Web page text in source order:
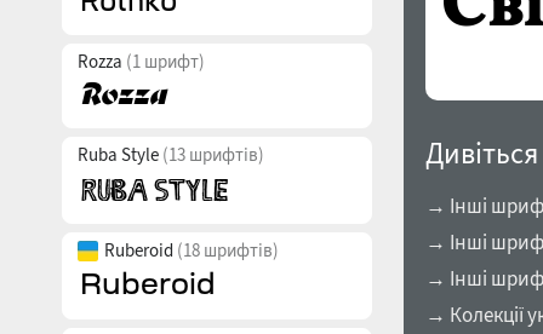
Rozza (1 шрифт)
Ruba Style (13 шрифтів)
Ruberoid (18 шрифтів)
→ Інші
→ Інші
→ Інші
→ Колекції